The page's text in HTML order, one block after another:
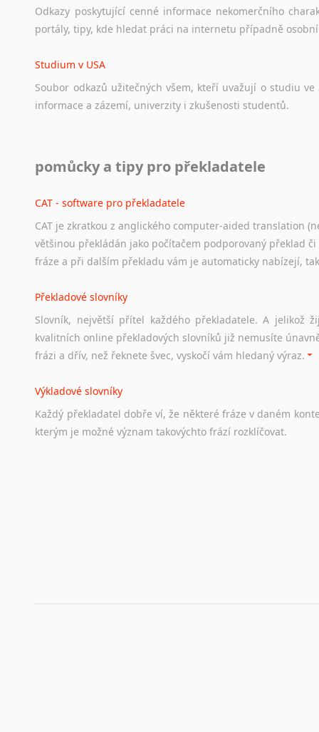
Odkazy poskytující cenné informace nekomerčního
portály, tipy, kde hledat práci na internetu případně osobní
Studium v USA
Soubor odkazů užitečných všem, kteří uvažují o studiu ve
informace a zázemí, univerzity i zkušenosti studentů.
Odkazy poskytující cenné informace nekomerčního
Studium v Austrálii
Soubor odkazů užitečných všem, kteří uvažují o studiu v
a zázemí, australské univerzity a samozřejmě i osobní
Práce v Austrálii
Odkazy poskytující cenné informace nekomerčního
hledat práci na internetu případně osobní zkušenosti
Hledáte-li
práci
stejná obecná pravidla, jako pro český životopis. Tak dost
pomůcky a tipy pro překladatele
CAT - software pro překladatele
CAT je zkratkou z anglického computer-aided translation
většinou překládán jako počítačem podporovaný překlad
fráze a při dalším překladu vám je automaticky nabízejí,
Překladové slovníky
Slovník, největší přítel každého překladatele. A jelikož
kvalitních online překladových slovníků již nemusíte
frázi a dřív, než řeknete švec, vyskočí vám hledaný výraz.
Výkladové slovníky
Každý překladatel dobře ví, že některé fráze v daném
kterým je možné význam takovýchto frází rozklíčovat.